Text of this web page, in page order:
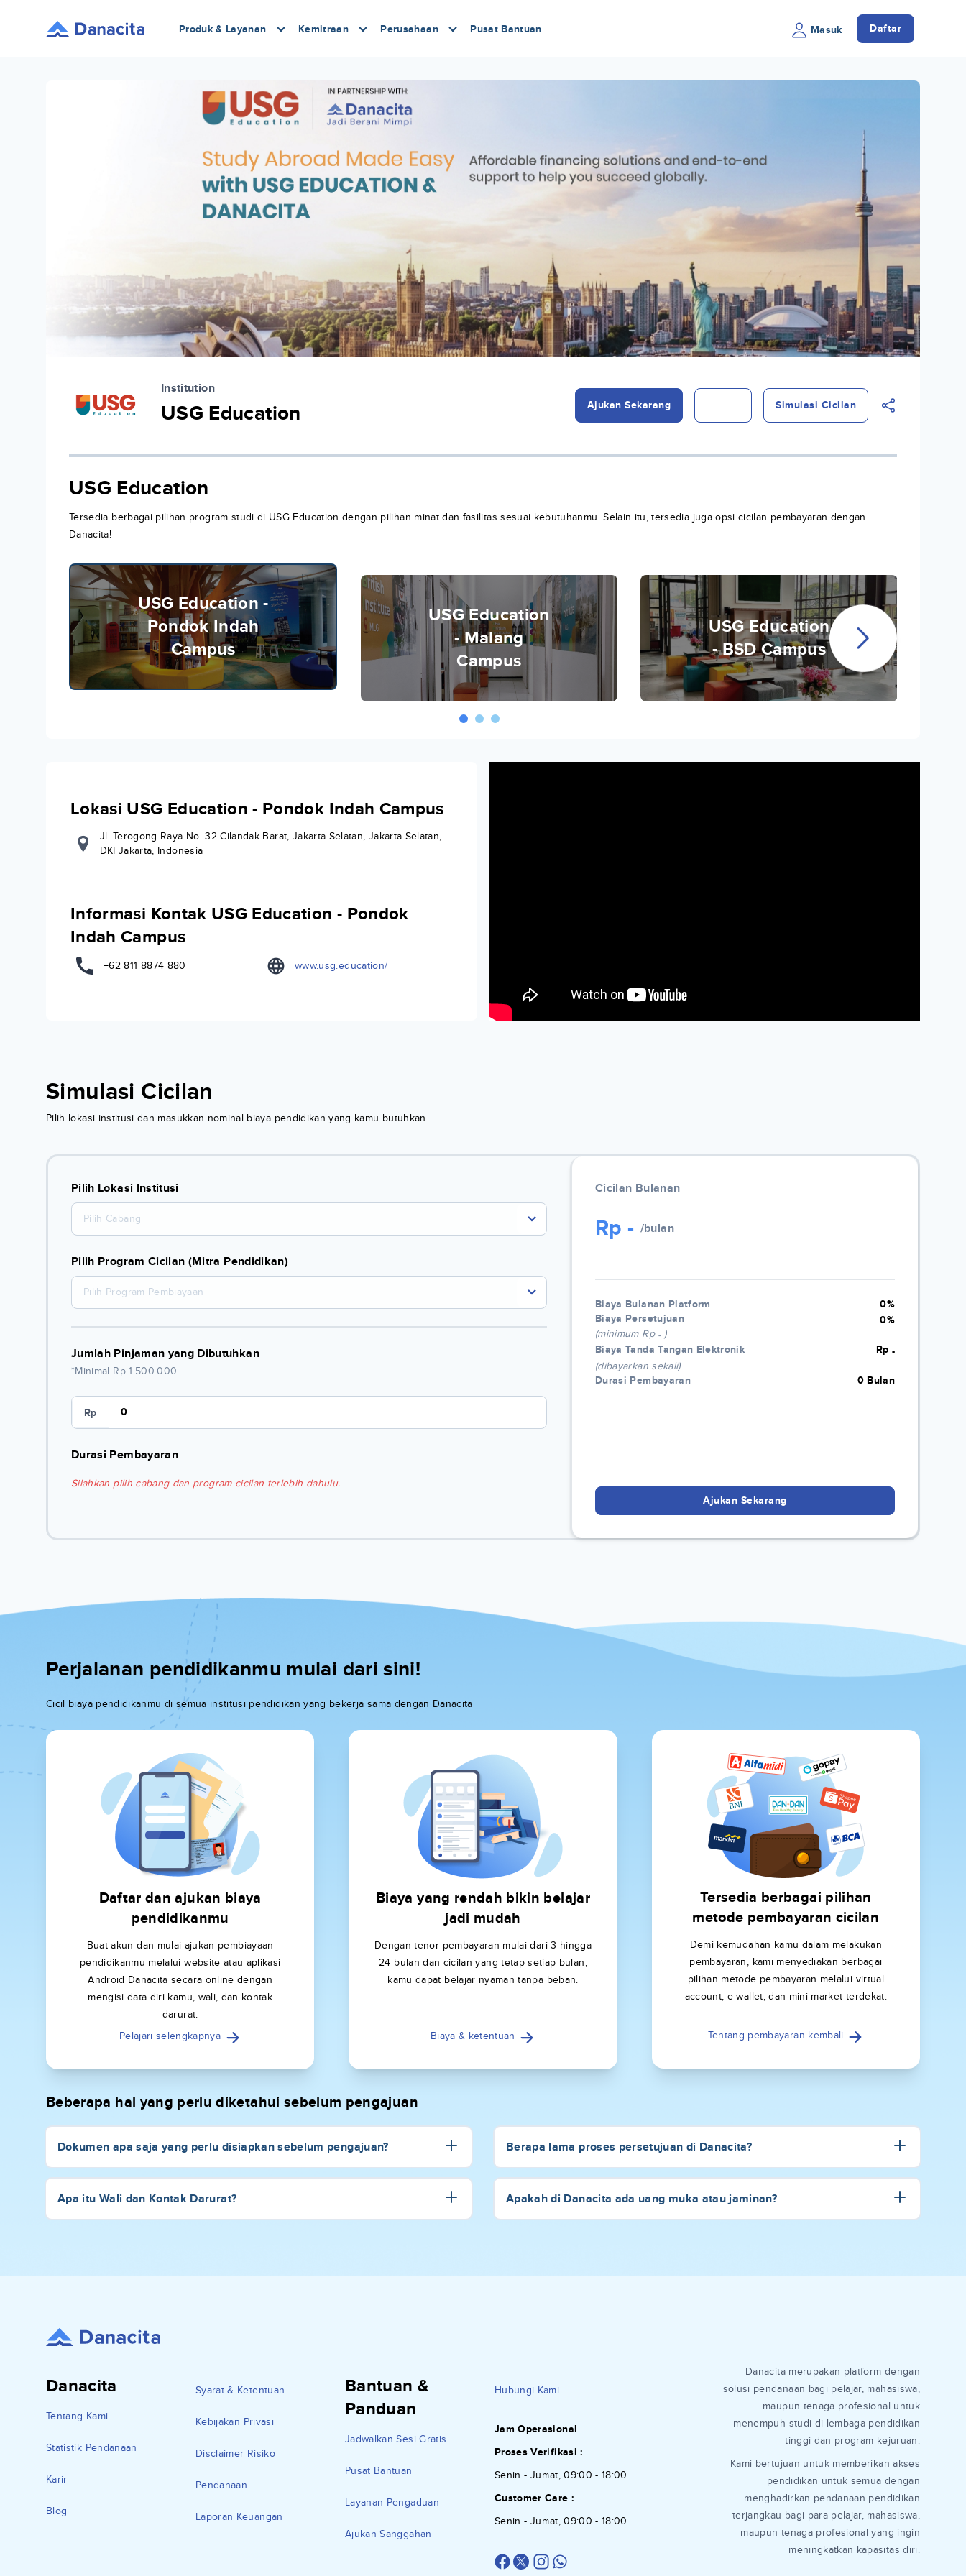
Produk & Layanan Kemitraan Perusahaan Pusat Bantuan Masuk Daftar
Institution
USG Education Ajukan Sekarang Simulasi Cicilan
USG Education
Tersedia berbagai pilihan program studi di USG Education dengan pilihan minat dan fasilitas sesuai kebutuhanmu. Selain itu, tersedia juga opsi cicilan pembayaran dengan
Danacita!
USG Education -
Pondok Indah
Campus
USG Education
- Malang
Campus
USG Education
- BSD Campus
Lokasi USG Education - Pondok Indah Campus
Jl. Terogong Raya No. 32 Cilandak Barat, Jakarta Selatan, Jakarta Selatan,
DKI Jakarta, Indonesia
Informasi Kontak USG Education - Pondok
Indah Campus
+62 811 8874 880 www.usg.education/
Simulasi Cicilan
Pilih lokasi institusi dan masukkan nominal biaya pendidikan yang kamu butuhkan.
Pilih Lokasi Institusi
Pilih Cabang
Pilih Program Cicilan (Mitra Pendidikan)
Pilih Program Pembiayaan
Jumlah Pinjaman yang Dibutuhkan
*Minimal Rp 1.500.000
Rp
Durasi Pembayaran
Silahkan pilih cabang dan program cicilan terlebih dahulu.
Cicilan Bulanan
Rp - /bulan
Biaya Bulanan Platform
0%
Biaya Persetujuan
(minimum Rp -)
0%
Biaya Tanda Tangan Elektronik
(dibayarkan sekali)
Rp -
Durasi Pembayaran 0 Bulan
Ajukan Sekarang
Perjalanan pendidikanmu mulai dari sini!
Cicil biaya pendidikanmu di semua institusi pendidikan yang bekerja sama dengan Danacita
Daftar dan ajukan biaya
pendidikanmu
Buat akun dan mulai ajukan pembiayaan
pendidikanmu melalui website atau aplikasi
Android Danacita secara online dengan
mengisi data diri kamu, wali, dan kontak
darurat.
Pelajari selengkapnya
Biaya yang rendah bikin belajar
jadi mudah
Dengan tenor pembayaran mulai dari 3 hingga
24 bulan dan cicilan yang tetap setiap bulan,
kamu dapat belajar nyaman tanpa beban.
Biaya & ketentuan
Tersedia berbagai pilihan
metode pembayaran cicilan
Demi kemudahan kamu dalam melakukan
pembayaran, kami menyediakan berbagai
pilihan metode pembayaran melalui virtual
account, e-wallet, dan mini market terdekat.
Tentang pembayaran kembali
Beberapa hal yang perlu diketahui sebelum pengajuan
Dokumen apa saja yang perlu disiapkan sebelum pengajuan?
Apa itu Wali dan Kontak Darurat?
Berapa lama proses persetujuan di Danacita?
Apakah di Danacita ada uang muka atau jaminan?
Danacita
Tentang Kami
Statistik Pendanaan
Karir
Blog
Syarat & Ketentuan
Kebijakan Privasi
Disclaimer Risiko
Pendanaan
Laporan Keuangan
Bantuan &
Panduan
Jadwalkan Sesi Gratis
Pusat Bantuan
Layanan Pengaduan
Ajukan Sanggahan
Hubungi Kami
Jam Operasional
Proses Verifikasi :
Senin - Jumat, 09:00 - 18:00
Customer Care :
Senin - Jumat, 09:00 - 18:00
Danacita merupakan platform dengan
solusi pendanaan bagi pelajar, mahasiswa,
maupun tenaga profesional untuk
menempuh studi di lembaga pendidikan
tinggi dan program kejuruan.
Kami bertujuan untuk memberikan akses
pendidikan untuk semua dengan
menghadirkan pendanaan pendidikan
terjangkau bagi para pelajar, mahasiswa,
maupun tenaga profesional yang ingin
meningkatkan kapasitas diri.